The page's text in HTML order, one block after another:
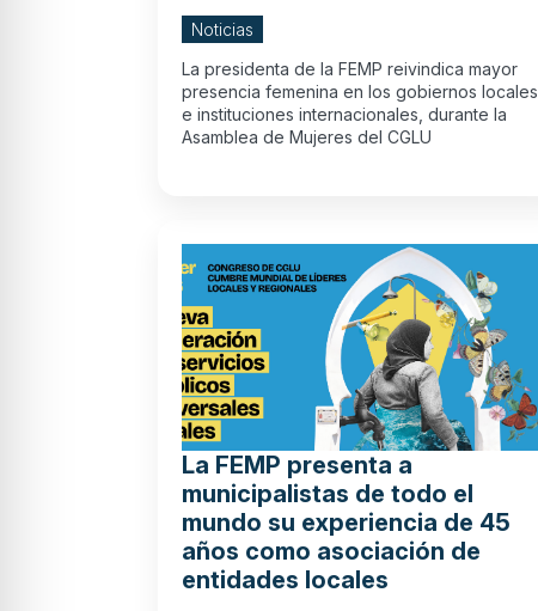
Noticias
La presidenta de la FEMP reivindica mayor
presencia femenina en los gobiernos locales
e instituciones internacionales, durante la
Asamblea de Mujeres del CGLU
La FEMP presenta a
municipalistas de todo el
mundo su experiencia de 45
años como asociación de
entidades locales